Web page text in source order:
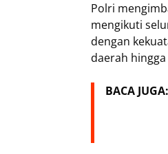
Polri
mengikuti
dengan
daerah
BACA JUGA: